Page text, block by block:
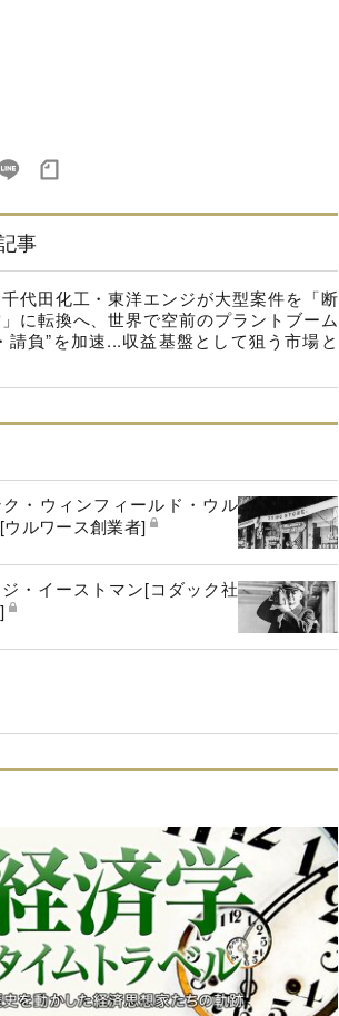
事
代田化工・東洋エンジが大型案件を「断
に転換へ、世界で空前のプラントブーム
請負”を加速...収益基盤として狙う市場と
・ウィンフィールド・ウル
ウルワース創業者]
・イーストマン[コダック社